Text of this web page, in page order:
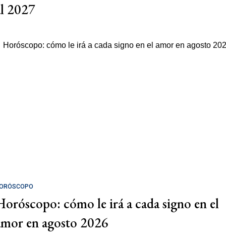
2027
cómo le irá a cada signo en el
en agosto 2026